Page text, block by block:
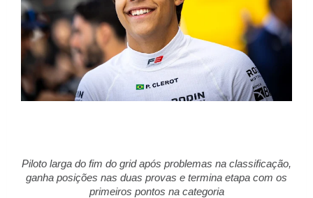
Piloto larga do fim do grid após problemas na classificação,
ganha posições nas duas provas e termina etapa com os
primeiros pontos na categoria